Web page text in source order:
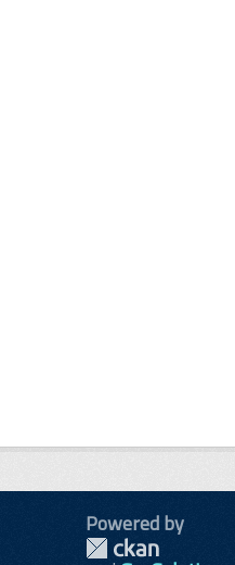
Powered by